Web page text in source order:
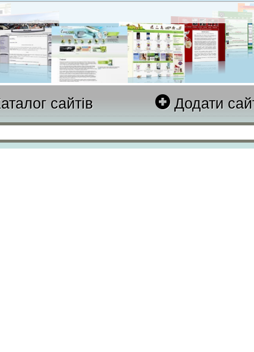
сайтів Додати